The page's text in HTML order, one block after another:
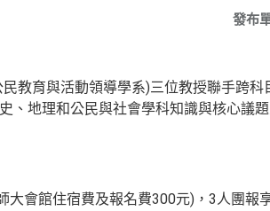
發布
教育與活動領導學系)三位教授聯手跨
、地理和公民與社會學科知識與核心議
會館住宿費及報名費300元)，3人團報